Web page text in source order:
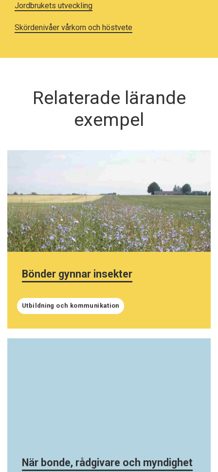
Jordbrukets utveckling
Skördenivåer vårkorn och höstvete
Relaterade lärande
exempel
Bönder gynnar insekter
Utbildning och kommunikation
När bonde, rådgivare och myndighet